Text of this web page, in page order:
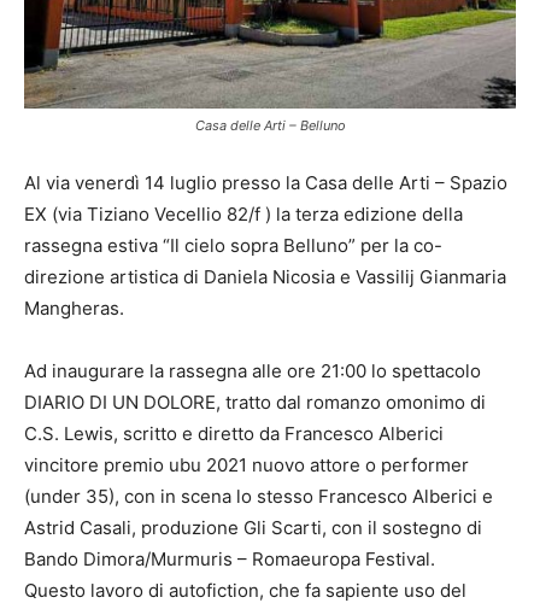
Casa delle Arti – Belluno
Al via venerdì 14 luglio presso la Casa delle Arti – Spazio
EX (via Tiziano Vecellio 82/f ) la terza edizione della
rassegna estiva “Il cielo sopra Belluno” per la co-
direzione artistica di Daniela Nicosia e Vassilij Gianmaria
Mangheras.
Ad inaugurare la rassegna alle ore 21:00 lo spettacolo
DIARIO DI UN DOLORE, tratto dal romanzo omonimo di
C.S. Lewis, scritto e diretto da Francesco Alberici
vincitore premio ubu 2021 nuovo attore o performer
(under 35), con in scena lo stesso Francesco Alberici e
Astrid Casali, produzione Gli Scarti, con il sostegno di
Bando Dimora/Murmuris – Romaeuropa Festival.
Questo lavoro di autofiction, che fa sapiente uso del